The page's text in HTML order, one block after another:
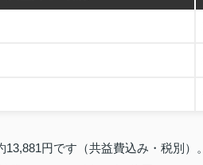
円です（共益費込み・税別）。